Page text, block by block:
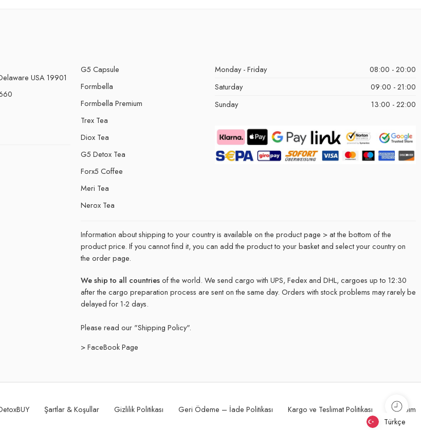
USA 19901
G5 Capsule
Formbella
Formbella Premium
Trex Tea
Diox Tea
G5 Detox Tea
Forx5 Coffee
Meri Tea
Nerox Tea
Monday - Friday
08:00 - 20:00
Saturday
09:00 - 21:00
Sunday
13:00 - 22:00
Information about shipping to your country is available on the product page > at the bottom of the
product price. If you cannot find it, you can add the product to your basket and select your country on
the order page.
We ship to all countriesof the world. We send cargo with UPS, Fedex and DHL, cargoes up to 12:30
after the cargo preparation process are sent on the same day. Orders with stock problems may rarely be
delayed for 1-2 days.
Please read our "Shipping Policy".
> FaceBook Page
Şartlar & Koşullar Gizlilik Politikası Geri Ödeme – İade Politikası Kargo ve Teslimat Politikası
Hesabım
Türkçe
Türkçe